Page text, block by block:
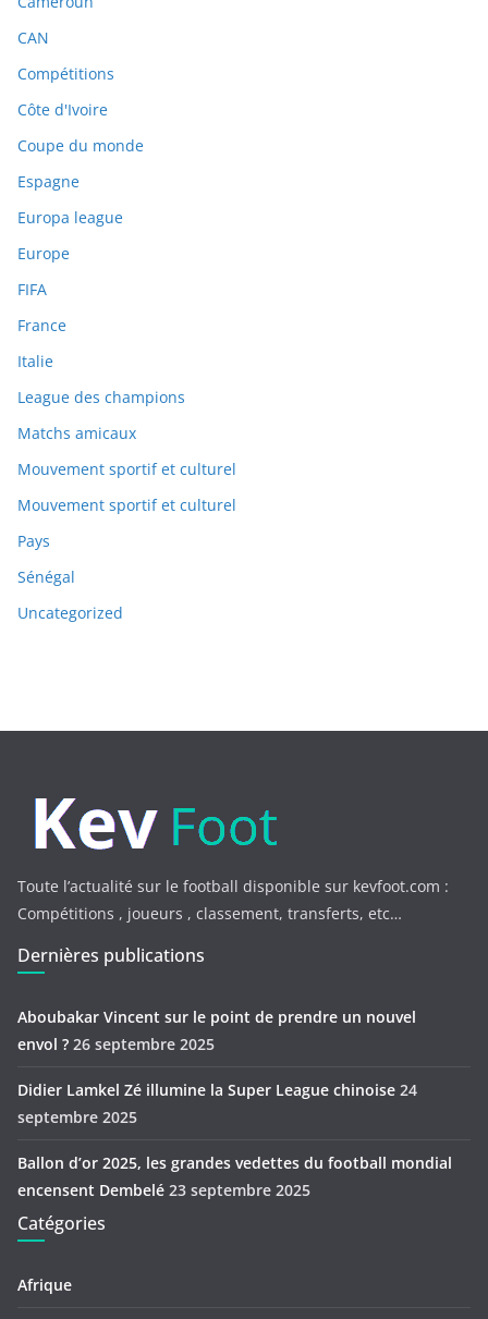
CAN
Compétitions
Côte d'Ivoire
Coupe du monde
Espagne
Europa league
Europe
FIFA
France
Italie
League des champions
Matchs amicaux
Mouvement sportif et culturel
Mouvement sportif et culturel
Pays
Sénégal
Uncategorized
Toute l’actualité sur le football disponible sur kevfoot.com :
Compétitions , joueurs , classement, transferts, etc…
Dernières publications
Aboubakar Vincent sur le point de prendre un nouvel
envol ? 26 septembre 2025
Didier Lamkel Zé illumine la Super League chinoise 24
septembre 2025
Ballon d’or 2025, les grandes vedettes du football mondial
encensent Dembelé 23 septembre 2025
Catégories
Afrique